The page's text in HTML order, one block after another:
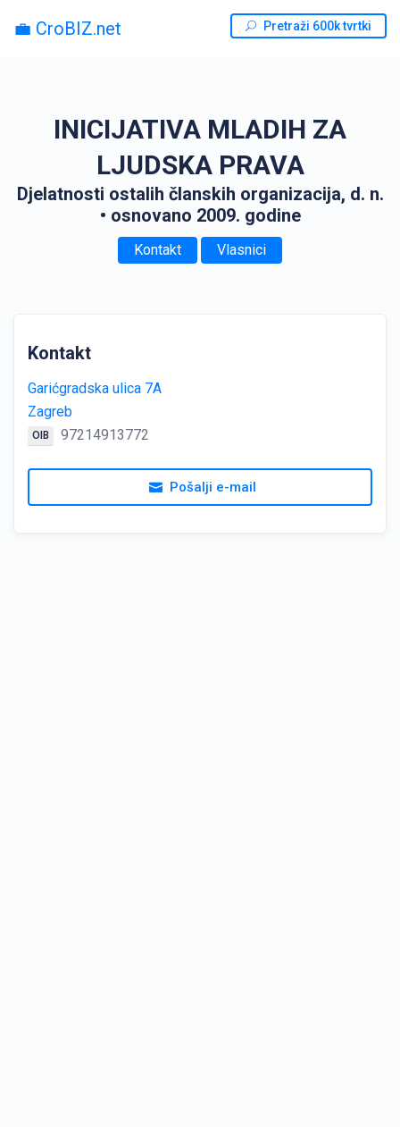
💼 CroBIZ.net Pretraži 600k tvrtki
INICIJATIVA MLADIH ZA
LJUDSKA PRAVA
Djelatnosti ostalih članskih organizacija, d. n.
• osnovano 2009. godine
Kontakt Vlasnici
Kontakt
Garićgradska ulica 7A
Zagreb
OIB 97214913772
Pošalji e-mail